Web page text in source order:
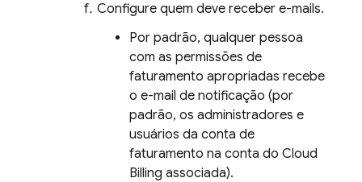
Configure quem deve receber e-mails.
Por padrão, qualquer pessoa
com as permissões de
faturamento apropriadas recebe
o e-mail de notificação (por
padrão, os administradores e
usuários da conta de
faturamento na conta do Cloud
Billing associada).